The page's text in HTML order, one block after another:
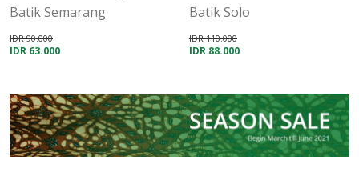
Batik Semarang
IDR 90.000
IDR 63.000
Batik Solo
IDR 110.000
IDR 88.000